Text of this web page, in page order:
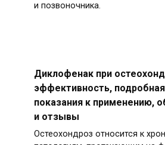
и позвоночника.
Диклофенак при
эффективность,
показания к применению,
и отзывы
Остеохондроз относится к